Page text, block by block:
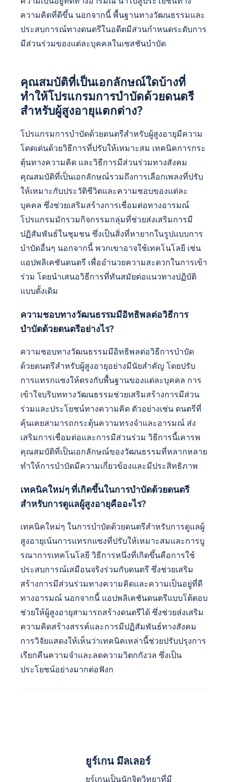
ปัจจัยทางสังคมมีอิทธิพลต่อการมีส่วนร่วมในการ
บำบัดด้วยดนตรีสำหรับผู้สูงอายุอย่างมีนัยสำคัญ การ
สนับสนุนจากชุมชน การมีส่วนร่วมของครอบครัว และ
ข่ายทางสังคมที่แข็งแกร่งช่วยสร้างแรงจูงใจและ
ความเป็นอยู่ที่ดีทางอารมณ์ นำไปสู่ประโยชน์ทาง
ความคิดที่ดีขึ้น นอกจากนี้ พื้นฐานทางวัฒนธรรมและ
ประสบการณ์ทางดนตรีในอดีตมีส่วนกำหนดระดับการ
มีส่วนร่วมของแต่ละบุคคลในเซสชันบำบัด
คุณสมบัติที่เป็นเอกลักษณ์ใดบ้างที่
ทำให้โปรแกรมการบำบัดด้วยดนตรี
สำหรับผู้สูงอายุแตกต่าง?
โปรแกรมการบำบัดด้วยดนตรีสำหรับผู้สูงอายุมีความ
โดดเด่นด้วยวิธีการที่ปรับให้เหมาะสม เทคนิคการกระ
คุณสมบัติที่เป็นเอกลักษณ์รวมถึงการเลือกเพลงที่ปรับ
ให้เหมาะกับประวัติชีวิตและความชอบของแต่ละ
บุคคล ซึ่งช่วยเสริมสร้างการเชื่อมต่อทางอารมณ์
โปรแกรมมักรวมกิจกรรมกลุ่มที่ช่วยส่งเสริมการมี
ปฏิสัมพันธ์ในชุมชน ซึ่งเป็นสิ่งที่หายากในรูปแบบการ
บำบัดอื่นๆ นอกจากนี้ พวกเขาอาจใช้เทคโนโลยี เช่น
แอปพลิเคชันดนตรี เพื่ออำนวยความสะดวกในการเข้า
ร่วม โดยนำเสนอวิธีการที่ทันสมัยต่อแนวทางปฏิบัติ
แบบดั้งเดิม
ความชอบทางวัฒนธรรมมีอิทธิพลต่อวิธีการ
บำบัดด้วยดนตรีอย่างไร?
ความชอบทางวัฒนธรรมมีอิทธิพลต่อวิธีการบำบัด
ด้วยดนตรีสำหรับผู้สูงอายุอย่างมีนัยสำคัญ โดยปรับ
การแทรกแซงให้ตรงกับพื้นฐานของแต่ละบุคคล การ
เข้าใจบริบททางวัฒนธรรมช่วยเสริมสร้างการมีส่วน
ร่วมและประโยชน์ทางความคิด ตัวอย่างเช่น ดนตรีที่
คุ้นเคยสามารถกระตุ้นความทรงจำและอารมณ์ ส่ง
เสริมการเชื่อมต่อและการมีส่วนร่วม วิธีการนี้เคารพ
คุณสมบัติที่เป็นเอกลักษณ์ของวัฒนธรรมที่หลากหลาย
ทำให้การบำบัดมีความเกี่ยวข้องและมีประสิทธิภาพ
เทคนิคใหม่ๆ ที่เกิดขึ้นในการบำบัดด้วยดนตรี
สร้างการมีส่วนร่วมทางความคิดและความเป็นอยู่ที่ดี
ทางอารมณ์ นอกจากนี้ แอปพลิเคชันดนตรีแบบโต้ตอบ